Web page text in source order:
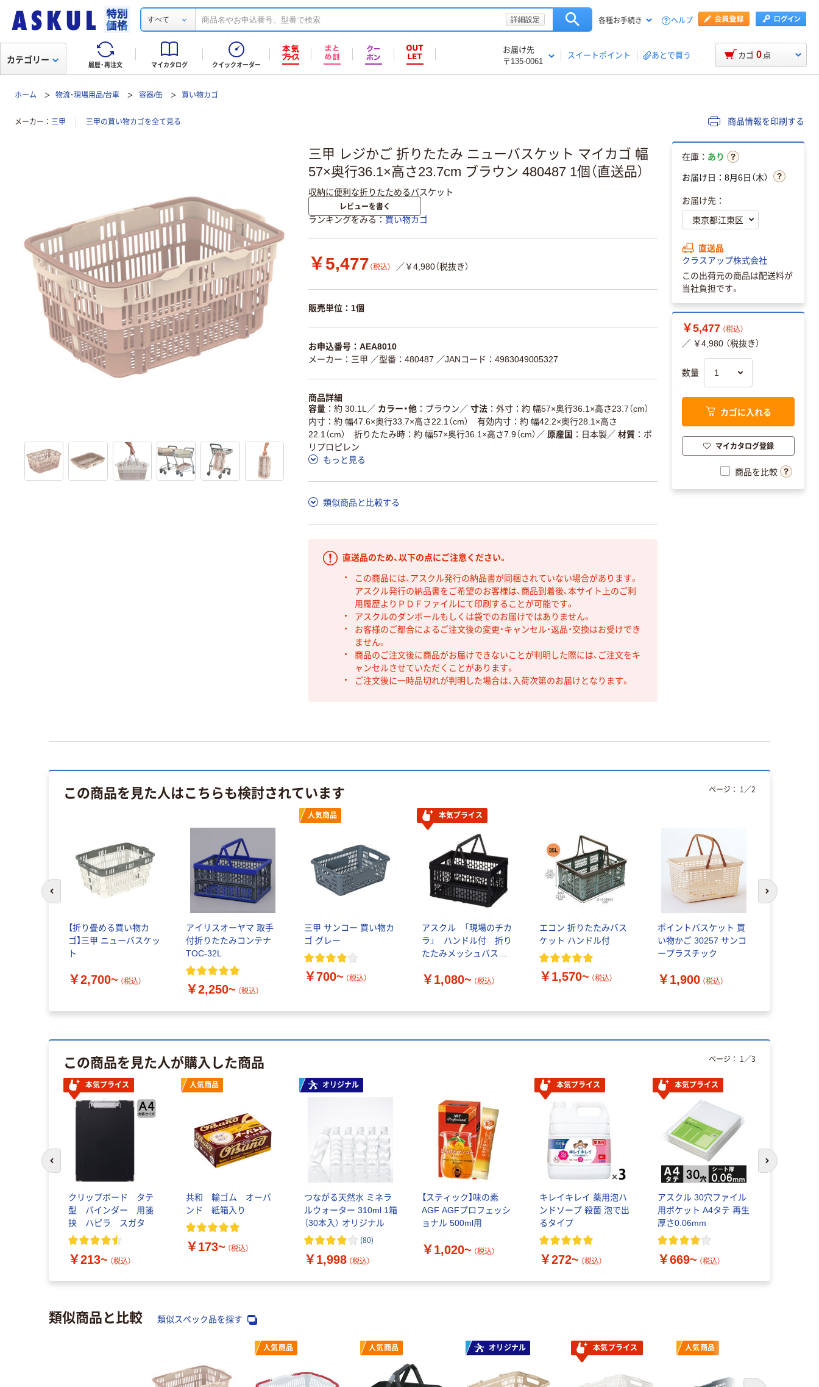
すべて 詳細設定 各種お手続き ヘルプ
履歴・再注文 マイカタログ クイックオーダー
お届け先
〒135-0061
スイートポイント あとで買う
カテゴリー カゴ 0 点
ホーム 物流・現場用品/台車 容器/缶 買い物カゴ
メーカー 三甲 三甲の買い物カゴを全て見る 商品情報を印刷する
三甲 レジかご 折りたたみ ニューバスケット マイカゴ 幅
57×奥行36.1×高さ23.7cm ブラウン 480487 1個（直送品）
収納に便利な折りたためるバスケット
レビューを書く
ランキングをみる 買い物カゴ
￥5,477 （税込） ／￥4,980（税抜き）
販売単位：1個
お申込番号：AEA8010
メーカー：三甲 ／型番：480487 ／JANコード：4983049005327
商品詳細
容量
約 30.1L ／ カラー・他 ブラウン ／ 寸法
外寸：約 幅57×奥行36.1×高さ23.7（cm）
内寸：約 幅47.6×奥行33.7×高さ22.1（cm） 有効内寸：約 幅42.2×奥行28.1×高さ
22.1（cm） 折りたたみ時：約 幅57×奥行36.1×高さ7.9（cm） ／ 原産国 日本製／ 材質
ポ
リプロピレン
もっと見る
類似商品と比較する
直送品のため、以下の点にご注意ください。
この商品には、アスクル発行の納品書が同梱されていない場合があります。
アスクル発行の納品書をご希望のお客様は、商品到着後、本サイト上のご利
用履歴よりＰＤＦファイルにて印刷することが可能です。
アスクルのダンボールもしくは袋でのお届けではありません。
お客様のご都合によるご注文後の変更・キャンセル・返品・交換はお受けでき
ません。
商品のご注文後に商品がお届けできないことが判明した際には、ご注文をキ
ャンセルさせていただくことがあります。
ご注文後に一時品切れが判明した場合は、入荷次第のお届けとなります。
在庫： あり
お届け日：8月6日（木）
お届け先：
直送品
クラスアップ株式会社
この出荷元の商品は配送料が
当社負担です。
￥5,477 （税込）
／ ￥4,980 （税抜き）
数量
カゴに入れる
マイカタログ登録
商品を比較
この商品を見た人はこちらも検討されています
【折り畳める買い物カ
ゴ】三甲 ニューバスケッ
ト
￥2,700~ （税込）
アイリスオーヤマ 取手
付折りたたみコンテナ
TOC-32L
￥2,250~ （税込）
人気商品
三甲 サンコー 買い物カ
ゴ グレー
￥700~ （税込）
本気プライス
アスクル 「現場のチカ
ラ」 ハンドル付 折り
たたみメッシュバスケ
￥1,080~ （税込）
エコン 折りたたみバス
ケット ハンドル付
￥1,570~ （税込）
ポイントバスケット 買
い物かご 30257 サンコ
ープラスチック
￥1,900 （税込）
ページ： 1 ／2
前のスライドへ 次のスライド
この商品を見た人が購入した商品
本気プライス
クリップボード タテ
型 バインダー 用箋
挟 ハピラ スガタ
￥213~ （税込）
人気商品
共和 輪ゴム オーバ
ンド 紙箱入り
￥173~ （税込）
オリジナル
つながる天然水 ミネラ
ルウォーター 310ml 1箱
（30本入） オリジナル
(80)
￥1,998 （税込）
【スティック】味の素
AGF AGFプロフェッシ
ョナル 500ml用
￥1,020~ （税込）
本気プライス
キレイキレイ 薬用泡ハ
ンドソープ 殺菌 泡で出
るタイプ
￥272~ （税込）
本気プライス
アスクル 30穴ファイル
用ポケット A4タテ 再生
厚さ0.06mm
￥669~ （税込）
ページ： 1 ／3
次のスライド
類似商品と比較 類似スペック品を探す
人気商品 人気商品 オリジナル 本気プライス 人気商品